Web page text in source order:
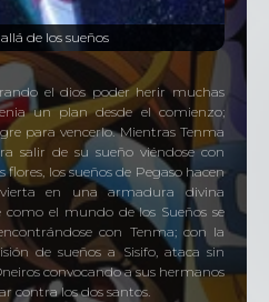
de los sueños
el dios poder herir muchas
un plan desde el comienzo;
para vencerlo. Mientras Tenma
salir de su sueño viéndose con
los sueños de Pegaso hacen
en una armadura divina
el mundo de los Sueños se
con Tenma; con la
de sueños a Sisifo, ataca sin
convocando a sus hermanos
contra los dos santos.